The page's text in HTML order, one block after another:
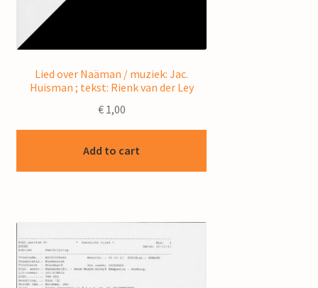
Lied over Naäman / muziek: Jac.
Huisman ; tekst: Rienk van der Ley
€1,00
Add to cart